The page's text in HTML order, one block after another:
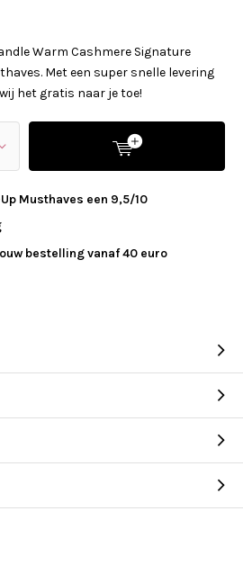
Warm Cashmere Signature
Met een super snelle levering
het gratis naar je toe!
Musthaves een 9,5/10
bestelling vanaf 40 euro